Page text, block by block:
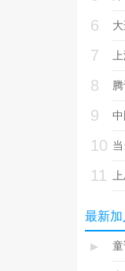
6
7
8
9
10
11
最新
▸